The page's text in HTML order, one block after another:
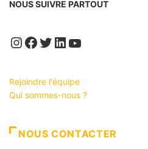
NOUS SUIVRE PARTOUT
Instagram
Facebook
Twitter
LinkedIn
YouTube
Rejoindre l'équipe
Qui sommes-nous ?
NOUS CONTACTER